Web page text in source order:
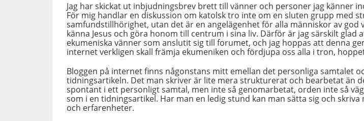
Jag har skickat ut inbjudningsbrev brett till vänner och personer jag känner
För mig handlar en diskussion om katolsk tro inte om en sluten grupp med
samfundstillhörighet, utan det är en angelägenhet för alla människor av god
känna Jesus och göra honom till centrum i sina liv. Därför är jag särskilt glad
ekumeniska vänner som anslutit sig till forumet, och jag hoppas att denna
internet verkligen skall främja ekumeniken och fördjupa oss alla i tron,
Bloggen på internet finns någonstans mitt emellan det personliga samtalet
tidningsartikeln. Det man skriver är lite mera strukturerat och bearbetat än
spontant i ett personligt samtal, men inte så genomarbetat, orden inte så
som i en tidningsartikel. Har man en ledig stund kan man sätta sig och skriva
och erfarenheter.